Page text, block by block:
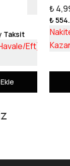
Taksit
Eft) ₺
₺
₺